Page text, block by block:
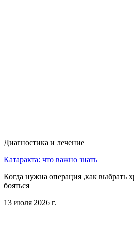
Диагностика и лечение
Катаракта: что важно знать
Когда нужна операция ,как выбрать
бояться
13 июля 2026 г.